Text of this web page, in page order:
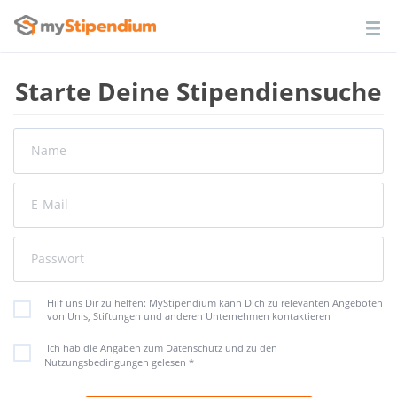
Starte Deine Stipendiensuche
Name
E-Mail
Passwort
Hilf uns Dir zu helfen: MyStipendium kann Dich zu relevanten Angeboten
von Unis, Stiftungen und anderen Unternehmen kontaktieren
Ich hab die Angaben zum Datenschutz und zu den
Nutzungsbedingungen gelesen *